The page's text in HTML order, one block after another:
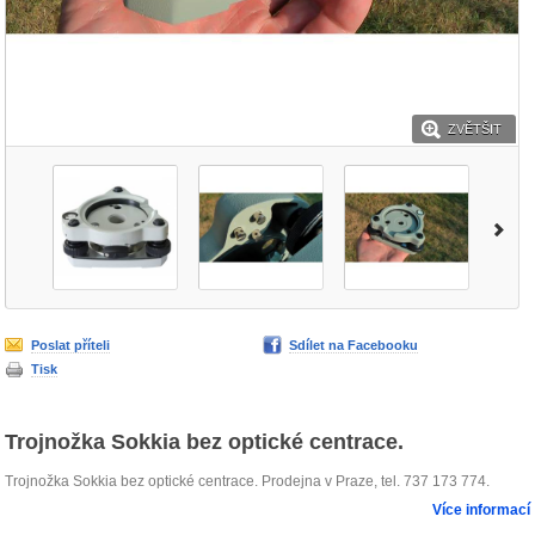
ZVĚTŠIT
Poslat příteli
Sdílet na Facebooku
Tisk
Trojnožka Sokkia bez optické centrace.
Trojnožka Sokkia bez optické centrace. Prodejna v Praze, tel. 737 173 774.
Více informací